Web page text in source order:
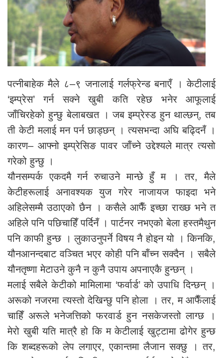
पत्नीबाहेक मैले ८–९ जनालाई गर्लफ्रेन्ड बनाएँ । केटीलाई
‘इम्प्रेस’ गर्न सक्ने खुबी कति रहेछ भनेर आफूलाई
जाँचिरहेको हुन्छु बेलाबखत । जब इम्प्रेस्ड हुन थाल्छन्, तब
ती केटी मलाई मन पर्न छाड्छन् । त्यसभन्दा अघि बढ्दिनँ ।
कारण– आफ्नो इम्प्रेसिङ पावर जाँच्ने उद्देश्यले मात्र त्यसो
गरेको हुन्छु ।
यौनसम्पर्क एकदमै गर्न रुचाउने मान्छे हुँ म । तर, मैले
केटीहरूलाई अनावश्यक युज गरेर नाजायज फाइदा भने
अहिलेसम्मै उठाएको छैन । कसैले आफैँ इच्छा राख्छ भने त
अहिले पनि पछिचाहिँ पर्दिनँ । पार्टनर नभएको बेला हस्तमैथुन
पनि काफी हुन्छ । लुकाउनुपर्ने विषय नै होइन यो । किनकि,
यौनआनन्दबाट वञ्चित भएर कोही पनि बाँच्न सक्दैन । सबैले
यौनतृष्णा मेटाउने कुनै न कुनै उपाय अपनाएकै हुन्छन् ।
मलाई सबैले केटीको मामिलामा ‘फर्वार्ड’ को उपाधि दिन्छन् ।
अरूको नजरमा त्यस्तो देखिन्छु पनि होला । तर, म आफैँलाई
चाहिँ अरूले भनेजत्तिको फरवार्ड हुन नसकेजस्तो लाग्छ ।
मेरो खुबी यति मात्रै हो कि म केटीलाई खुट्टामा ढोगेर हुन्छ
कि शब्दहरूको लेप लगाएर, एकान्तमा लैजान सक्छु । तर,